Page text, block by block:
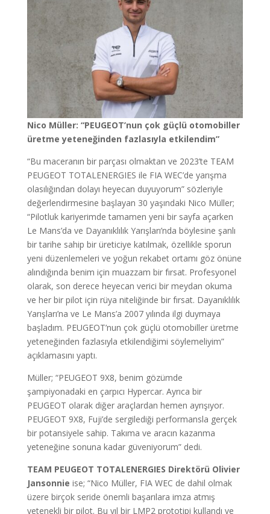
Nico Müller: “PEUGEOT’nun çok güçlü otomobiller
üretme yeteneğinden fazlasıyla etkilendim”
“Bu maceranın bir parçası olmaktan ve 2023’te TEAM
PEUGEOT TOTALENERGIES ile FIA WEC’de yarışma
olasılığından dolayı heyecan duyuyorum” sözleriyle
değerlendirmesine başlayan 30 yaşındaki Nico Müller;
“Pilotluk kariyerimde tamamen yeni bir sayfa açarken
Le Mans’da ve Dayanıklılık Yarışları’nda böylesine şanlı
bir tarihe sahip bir üreticiye katılmak, özellikle sporun
yeni düzenlemeleri ve yoğun rekabet ortamı göz önüne
alındığında benim için muazzam bir fırsat. Profesyonel
olarak, son derece heyecan verici bir meydan okuma
ve her bir pilot için rüya niteliğinde bir fırsat. Dayanıklılık
Yarışları’na ve Le Mans’a 2007 yılında ilgi duymaya
başladım. PEUGEOT’nun çok güçlü otomobiller üretme
yeteneğinden fazlasıyla etkilendiğimi söylemeliyim”
açıklamasını yaptı.
Müller; “PEUGEOT 9X8, benim gözümde
şampiyonadaki en çarpıcı Hypercar. Ayrıca bir
PEUGEOT olarak diğer araçlardan hemen ayrışıyor.
PEUGEOT 9X8, Fuji’de sergilediği performansla gerçek
bir potansiyele sahip. Takıma ve aracın kazanma
yeteneğine sonuna kadar güveniyorum” dedi.
TEAM PEUGEOT TOTALENERGIES Direktörü Olivier
Jansonnie ise; “Nico Müller, FIA WEC de dahil olmak
üzere birçok seride önemli başarılara imza atmış
yetenekli bir pilot. Bu yıl bir LMP2 prototipi kullandı ve